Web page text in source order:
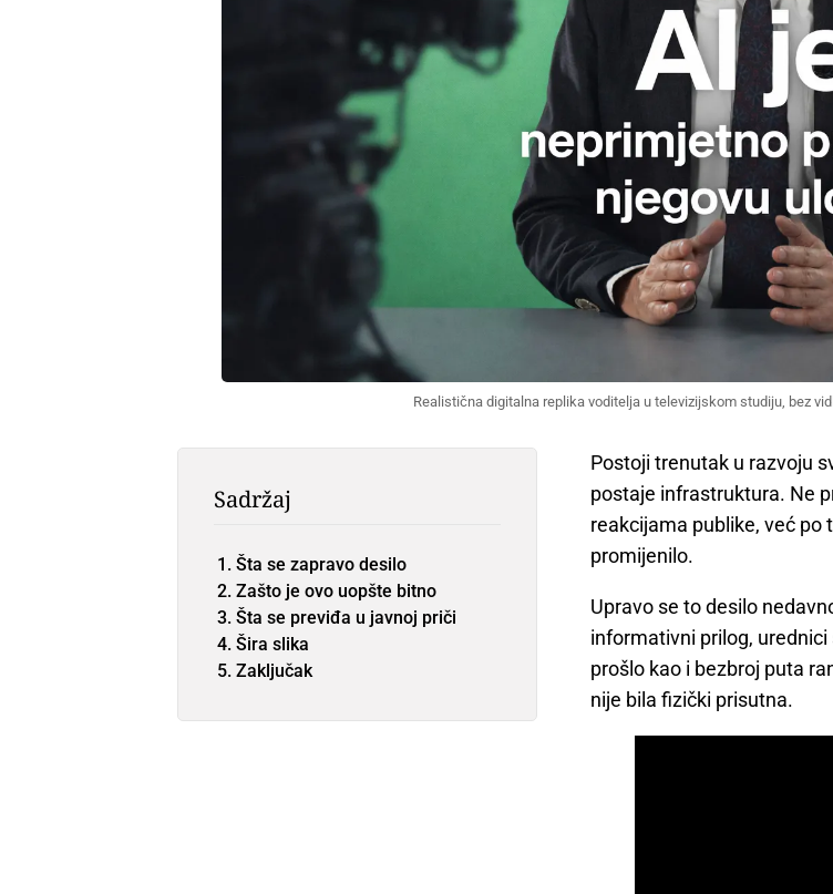
Realistična digitalna replika voditelja u televizijskom studiju, bez
Sadržaj
Šta se zapravo desilo
Zašto je ovo uopšte bitno
Šta se previđa u javnoj priči
Šira slika
Zaključak
Postoji trenutak u razvoju
postaje infrastruktura. Ne
reakcijama publike, već po
promijenilo.
Upravo se to desilo
informativni prilog, urednici
prošlo kao i bezbroj puta
nije bila fizički prisutna.